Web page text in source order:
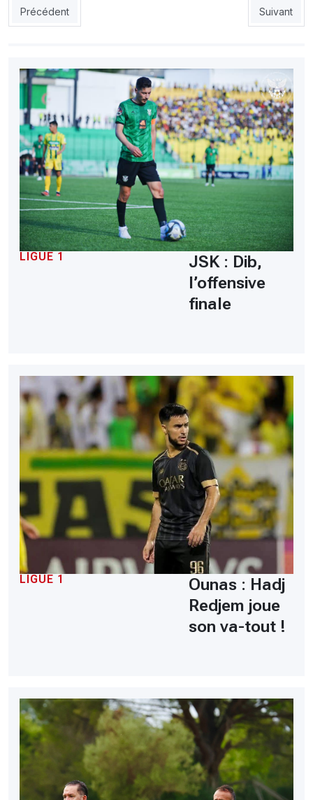
Article précédent : CRB – OA : La victoire pour oublier la
Précédent Article
Suivant
LIGUE 1
JSK : Dib,
l’offensive
finale
LIGUE 1
Ounas : Hadj
Redjem joue
son va-tout !